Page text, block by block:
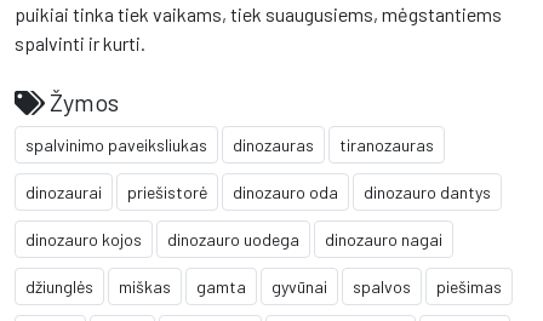
puikiai tinka tiek vaikams, tiek suaugusiems, mėgstantiems
spalvinti ir kurti.
Žymos
spalvinimo paveiksliukas dinozauras tiranozauras
dinozaurai priešistorė dinozauro oda dinozauro dantys
dinozauro kojos dinozauro uodega dinozauro nagai
džiunglės miškas gamta gyvūnai spalvos piešimas